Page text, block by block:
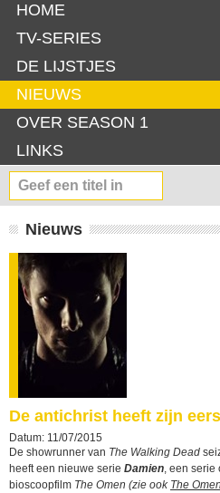
HOME
TV-SERIES
DE LIJSTJES
NIEUWS
OVER SEASON 1
LINKS
Nieuws
De antichrist heeft zijn
Datum: 11/07/2015
De showrunner van The Walking Dead
heeft een nieuwe serie Damien, een serie
bioscoopfilm The Omen (zie ook The